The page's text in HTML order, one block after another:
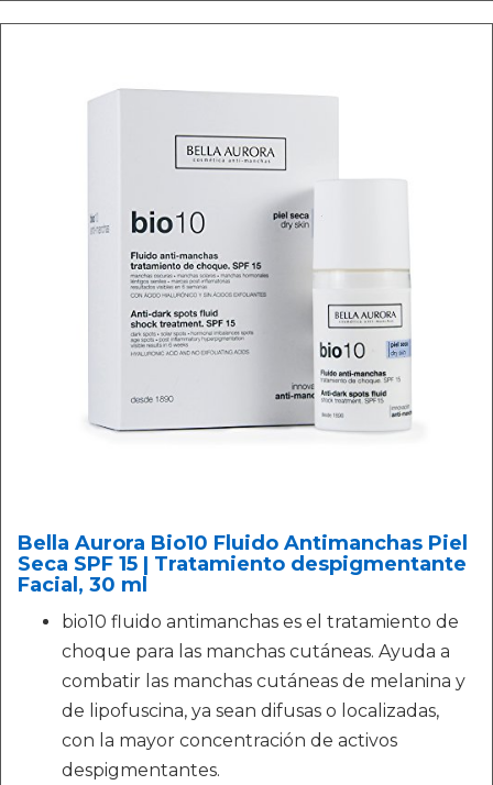
Bella Aurora Bio10 Fluido Antimanchas Piel
Seca SPF 15 | Tratamiento despigmentante
Facial, 30 ml
bio10 fluido antimanchas es el tratamiento de
choque para las manchas cutáneas. Ayuda a
combatir las manchas cutáneas de melanina y
de lipofuscina, ya sean difusas o localizadas,
con la mayor concentración de activos
despigmentantes.